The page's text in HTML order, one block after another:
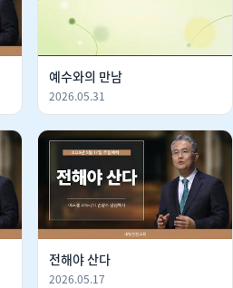
예수와의 만남
2026.05.31
전해야 산다
2026.05.17